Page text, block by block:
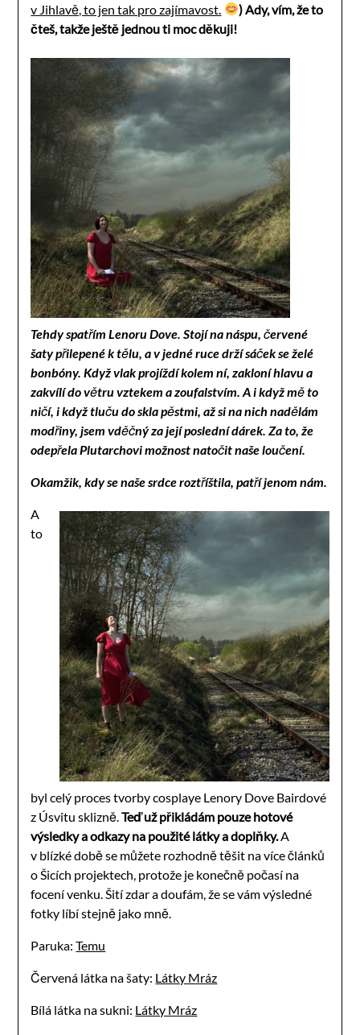
v Jihlavě, to jen tak pro zajímavost.
) Ady, vím, že to
čteš, takže ještě jednou ti moc děkuji!
Tehdy spatřím Lenoru Dove. Stojí na náspu, červené
šaty přilepené k tělu, a v jedné ruce drží sáček se želé
bonbóny. Když vlak projíždí kolem ní, zakloní hlavu a
zakvílí do větru vztekem a zoufalstvím. A i když mě to
ničí, i když tluču do skla pěstmi, až si na nich nadělám
modřiny, jsem vděčný za její poslední dárek. Za to, že
odepřela Plutarchovi možnost natočit naše loučení.
Okamžik, kdy se naše srdce roztříštila, patří jenom nám.
A
to
byl celý proces tvorby cosplaye Lenory Dove Bairdové
z Úsvitu sklizně.Teď už přikládám pouze hotové
výsledky a odkazy na použité látky a doplňky. A
v blízké době se můžete rozhodně těšit na více článků
o Šicích projektech, protože je konečně počasí na
focení venku. Šití zdar a doufám, že se vám výsledné
fotky líbí stejně jako mně.
Paruka:Temu
Červená látka na šaty: Látky Mráz
Bílá látka na sukni: Látky Mráz